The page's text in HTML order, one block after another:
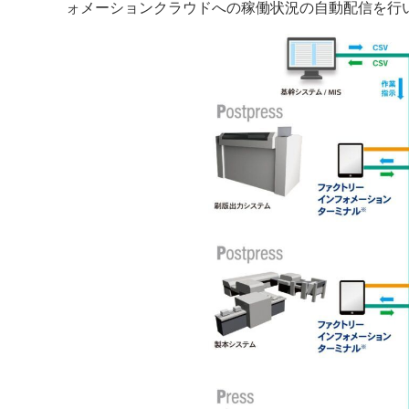
ォメーションクラウドへの稼働状況の自動配信を行